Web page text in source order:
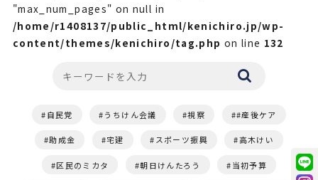
"max_num_pages" on null in
/home/r1408137/public_html/kenichiro.jp/wp-
content/themes/kenichiro/tag.php on line 132
自民党 うちけん会議 視察 #産後ケア
助成金 宅建 スポーツ振興 高木けい
区民のミカタ 朝日けんたろう 当初予算